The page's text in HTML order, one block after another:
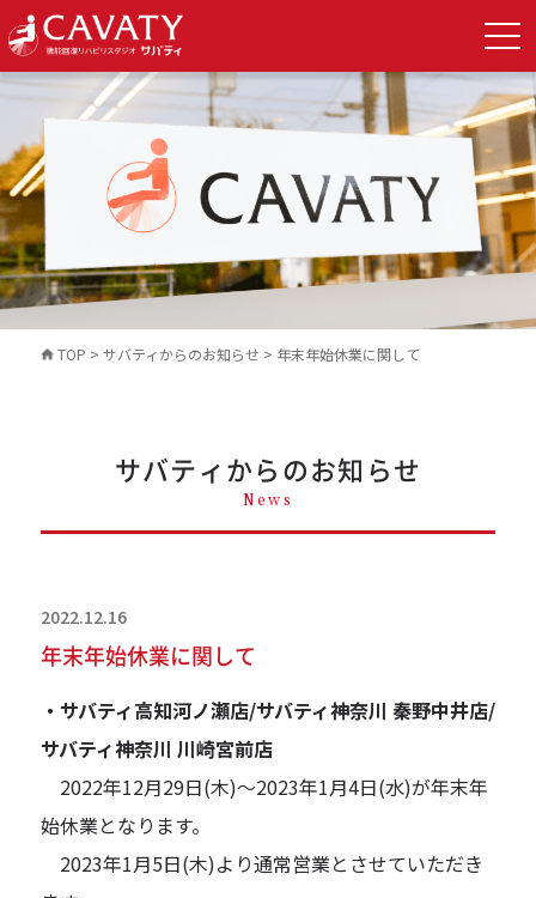
TOP > サバティからのお知らせ> 年末年始休業に関して
サバティからのお知らせ
News
2022.12.16
年末年始休業に関して
・サバティ高知河ノ瀬店/サバティ神奈川 秦野中井店/
サバティ神奈川 川崎宮前店
2022年12月29日(木)～2023年1月4日(水)が年末年
始休業となります。
2023年1月5日(木)より通常営業とさせていただき